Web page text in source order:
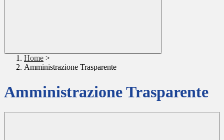
Home >
Amministrazione Trasparente
Amministrazione Trasparente